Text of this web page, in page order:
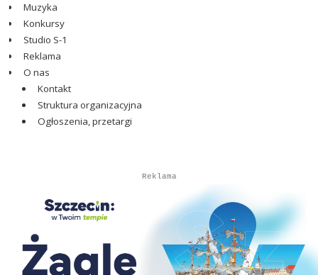
Muzyka
Konkursy
Studio S-1
Reklama
O nas
Kontakt
Struktura organizacyjna
Ogłoszenia, przetargi
Reklama
Autopromocja